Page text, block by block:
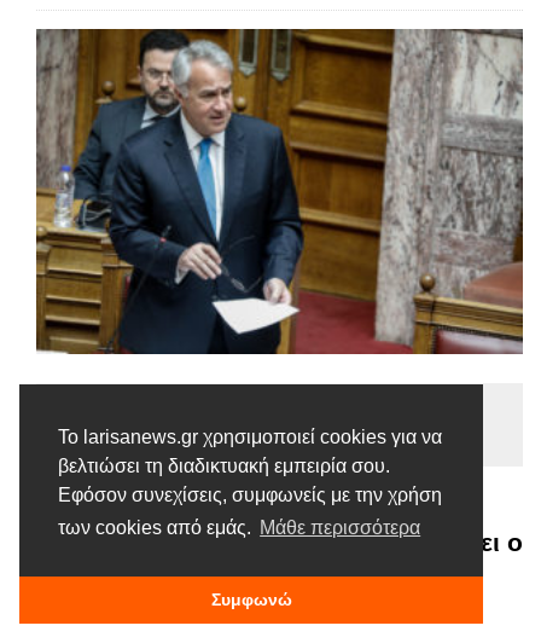
Το larisanews.gr χρησιμοποιεί cookies για να
βελτιώσει τη διαδικτυακή εμπειρία σου.
Εφόσον συνεχίσεις, συμφωνείς με την χρήση
των cookies από εμάς. Μάθε περισσότερα
Συμφωνώ
Tags | Βορίδης Κτηνοτρόφοι Τύρναβος
Οριστικό τέλος στο εξαετές μαρτύριο
των κτηνοτρόφων του Τυρνάβου βάζει ο
ΥπΑΑΤ Μ. Βορίδης